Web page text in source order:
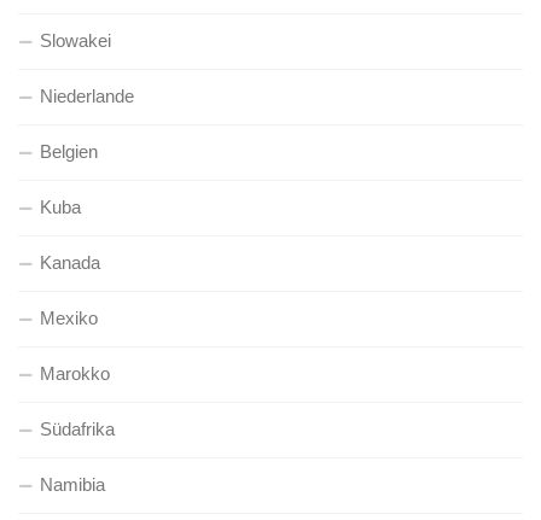
Slowakei
Niederlande
Belgien
Kuba
Kanada
Mexiko
Marokko
Südafrika
Namibia